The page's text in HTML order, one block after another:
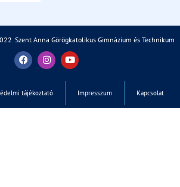
Szent Anna Görögkatolikus Gimnázium és Technikum
tájékoztató Impresszum Kapcsolat